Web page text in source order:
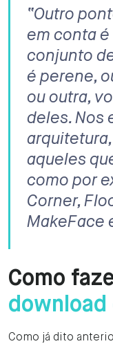
“Outro
em conta
conjunto
é perene,
ou outra,
deles. Nos
aqueles
como por
Corner,
MakeFace
Como
download
Como já dito